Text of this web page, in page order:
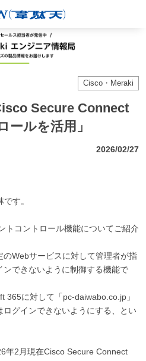
Cisco・Meraki
Secure Connect
ールを活用」
2026/02/27
す。
トコントロール機能についてご紹介
Webサービスに対して管理者が指
できないように制御する機能で
365に対して「pc-daiwabo.co.jp」
グインできないようにする、とい
年2月現在Cisco Secure Connect